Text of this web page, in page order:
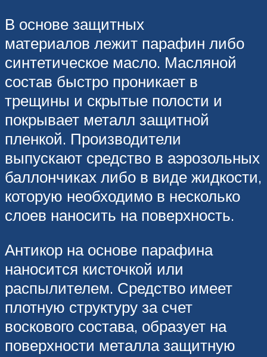
В основе защитных
материалов лежит парафин либо
синтетическое масло. Масляной
состав быстро проникает в
трещины и скрытые полости и
покрывает металл защитной
пленкой. Производители
выпускают средство в аэрозольных
баллончиках либо в виде жидкости,
которую необходимо в несколько
слоев наносить на поверхность.
Антикор на основе парафина
наносится кисточкой или
распылителем. Средство имеет
плотную структуру за счет
воскового состава, образует на
поверхности металла защитную